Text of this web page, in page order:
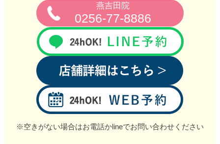
燕吉田院
0256‐77‐8886
※空きがない場合はお電話かlineでお問い合わせください